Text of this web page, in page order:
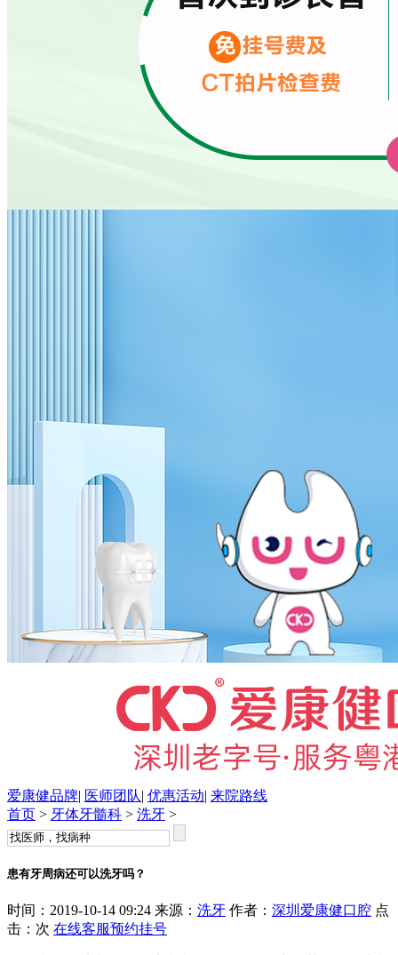
爱康健品牌| 医师团队| 优惠活动| 来院路线
首页 > 牙体牙髓科 > 洗牙 >
患有牙周病还可以洗牙吗？
时间：2019-10-14 09:24 来源： 洗牙 作者： 深圳爱康健口腔 点
击： 次 在线客服预约挂号